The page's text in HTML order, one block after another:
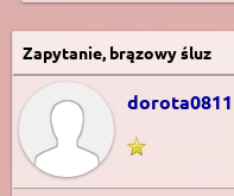
Zapytanie, brązowy śluz
dorota0811